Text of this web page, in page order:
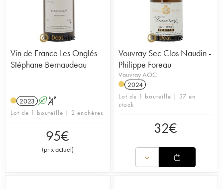
Vin de France Les Onglés
Stéphane Bernaudeau
2023 A S
Lot de 1 bouteille | 2 enchères
95€
(prix actuel)
Vouvray Sec Clos Naudin -
Philippe Foreau
Vouvray AOC
2024
Lot de 1 bouteille | 37 en
stock
32€